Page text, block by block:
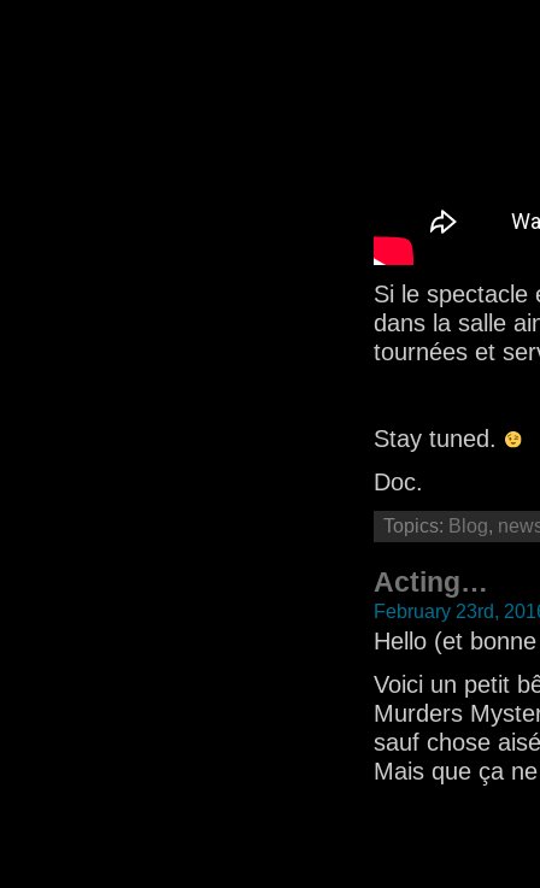
Si le spectacle
dans la salle
tournées et
Stay tuned.
Doc.
Topics: Blog,
Acting…
February 23rd,
Hello (et
Voici un petit
Murders
sauf chose
Mais que ça